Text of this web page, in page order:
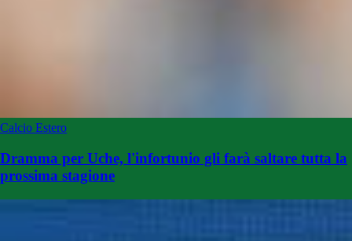
Calcio Estero
Dramma per Uche, l'infortunio gli farà saltare tutta la
prossima stagione